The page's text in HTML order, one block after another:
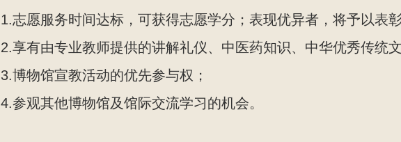
1.志愿服务时间达标，可获得志愿学分；表现优异者，将予以表
2.享有由专业教师提供的讲解礼仪、中医药知识、中华优秀传统
3.博物馆宣教活动的优先参与权；
4.参观其他博物馆及馆际交流学习的机会。